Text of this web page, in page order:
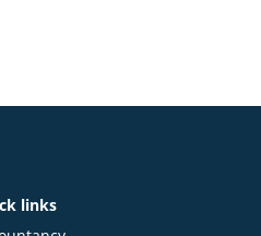
links